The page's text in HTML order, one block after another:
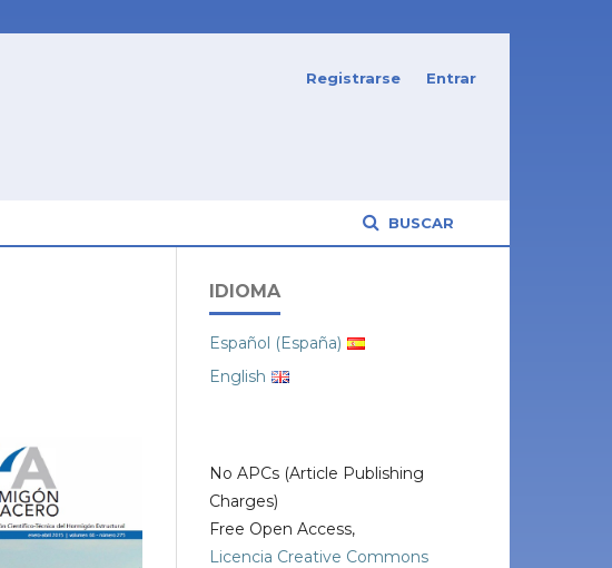
BUSCAR
Registrarse Entrar
IDIOMA
Español (España)
English
No APCs (Article Publishing
Charges)
Free Open Access,
Licencia Creative Commons